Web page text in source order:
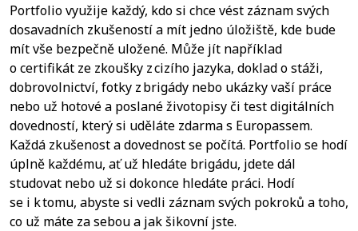
Portfolio využije každý, kdo si chce vést záznam svých
dosavadních zkušeností a mít jedno úložiště, kde bude
mít vše bezpečně uložené. Může jít například
o certifikát ze zkoušky z cizího jazyka, doklad o stáži,
dobrovolnictví, fotky z brigády nebo ukázky vaší práce
nebo už hotové a poslané životopisy či test digitálních
dovedností, který si uděláte zdarma s Europassem.
Každá zkušenost a dovednost se počítá. Portfolio se hodí
úplně každému, ať už hledáte brigádu, jdete dál
studovat nebo už si dokonce hledáte práci. Hodí
se i k tomu, abyste si vedli záznam svých pokroků a toho,
co už máte za sebou a jak šikovní jste.